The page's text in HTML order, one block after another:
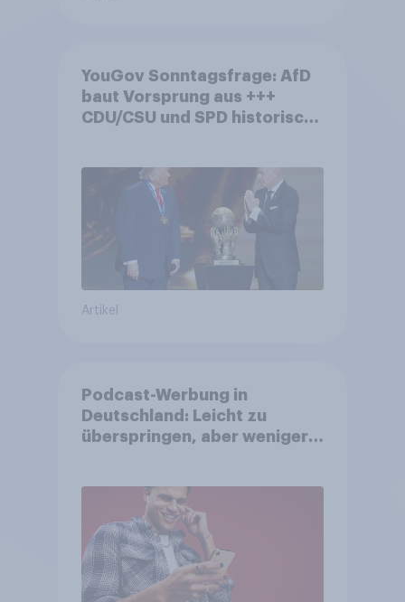
YouGov Sonntagsfrage: AfD
baut Vorsprung aus +++
CDU/CSU und SPD historisch
Fußball-WM ohne Politik
Artikel
Podcast-Werbung in
Deutschland: Leicht zu
überspringen, aber weniger